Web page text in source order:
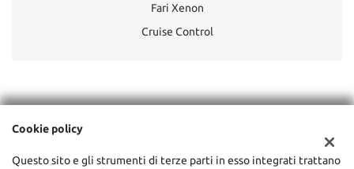
Fari Xenon
Cruise Control
Cookie policy
Questo sito e gli strumenti di terze parti in esso integrati trattano